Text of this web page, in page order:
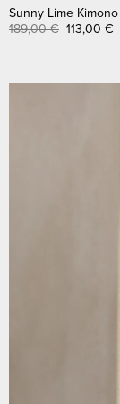
Sunny Lime Kimono
189,00€ 113,00 €